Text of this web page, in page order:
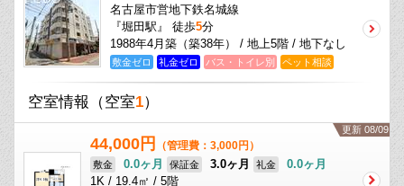
名古屋市営地下鉄名城線
『堀田駅』 徒歩5分
1988年4月築（築38年） / 地上5階 / 地下なし
敷金ゼロ 礼金ゼロ バス・トイレ別 ペット相談
空室情報 （空室1）
更新 08/09
44,000円 （管理費：3,000円）
敷金 0.0ヶ月 保証金 3.0ヶ月 礼金
0.0ヶ月
1K / 19.4㎡ / 5階